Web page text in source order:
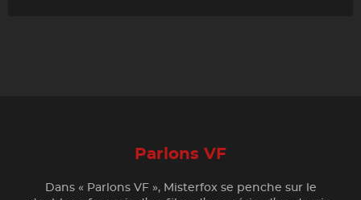
Parlons VF
Dans « Parlons VF », Misterfox se penche sur le